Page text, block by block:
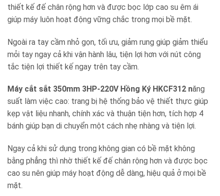
thiết kế đế chân rộng hơn và được bọc lớp cao su êm ái
giúp máy luôn hoạt động vững chắc trong mọi bề mặt.
Ngoài ra tay cầm nhỏ gọn, tối ưu, giảm rung giúp giảm thiểu
mỏi tay ngay cả khi vận hành lâu, tiện lợi hơn với nút công
tắc tiện lợi thiết kế ngay trên tay cầm.
Máy cắt sắt 350mm 3HP-220V Hồng Ký HKCF312 năng
suất làm việc cao: trang bị hệ thống bảo vệ thiết thực giúp
kẹp vật liệu nhanh, chính xác và thuận tiện hơn, tích hợp 4
bánh giúp bạn di chuyển một cách nhẹ nhàng và tiện lợi.
Ngay cả khi sử dụng trong không gian có bề mặt không
bằng phẳng thì nhờ thiết kế đế chân rộng hơn và được bọc
cao su nên giúp máy hoạt động dễ dàng, hiệu quả ở mọi bề
mặt.